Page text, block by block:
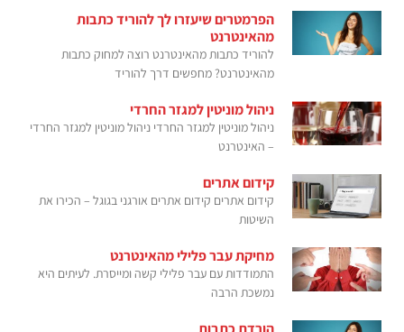
הפרמטרים שיעזרו לך להוריד כתבות
מהאינטרנט
להוריד כתבות מהאינטרנט רוצה למחוק כתבות
מהאינטרנט? מחפשים דרך להוריד
ניהול מוניטין למגזר החרדי
ניהול מוניטין למגזר החרדי ניהול מוניטין למגזר החרדי
– האינטרנט
קידום אתרים
קידום אתרים קידום אתרים אורגני בגוגל – הכירו את
השיטות
מחיקת עבר פלילי מהאינטרנט
התמודדות עם עבר פלילי קשה ומייסרת. לעיתים היא
נמשכת הרבה